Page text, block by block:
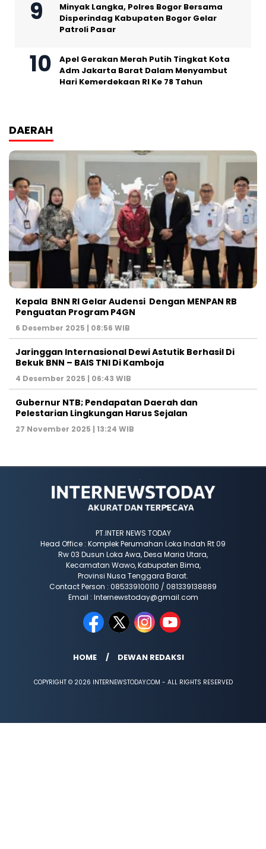
Minyak Langka, Polres Bogor Bersama
Disperindag Kabupaten Bogor Gelar
Patroli Pasar
Apel Gerakan Merah Putih Tingkat Kota
Adm Jakarta Barat Dalam Menyambut
Hari Kemerdekaan RI Ke 78 Tahun
DAERAH
Kepala BNN RI Gelar Audensi Dengan MENPAN RB
Penguatan Program P4GN
6 Desember 2025 | 08:56 WIB
Jaringgan Internasional Dewi Astutik Berhasil Di
Bekuk BNN – BAIS TNI Di Kamboja
4 Desember 2025 | 06:43 WIB
Gubernur NTB; Pendapatan Daerah dan
Pelestarian Lingkungan Harus Sejalan
27 November 2025 | 13:24 WIB
PT.INTER NEWS TODAY
Head Office : Komplek Perumahan Loka Indah Rt 09
Rw 03 Dusun Loka Awa, Desa Maria Utara,
Kecamatan Wawo, Kabupaten Bima,
Provinsi Nusa Tenggara Barat.
Contact Person : 085339100110 / 081339138889
Email : Internewstoday@gmail.com
HOME DEWAN REDAKSI
COPYRIGHT © 2026 INTERNEWSTODAY.COM - ALL RIGHTS RESERVED